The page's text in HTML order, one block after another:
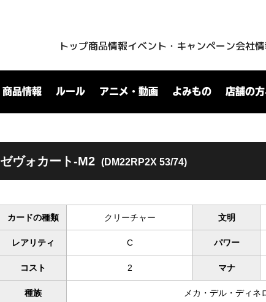
トップ商品情報イベント・キャンペーン会社
商品情報 ルール アニメ・動画 よみもの 店舗の方
ゼヴォカート-M2 (DM22RP2X 53/74)
カードの種類 クリーチャー 文明
レアリティ C パワー
コスト 2 マナ
種族 メカ・デル・ディネ